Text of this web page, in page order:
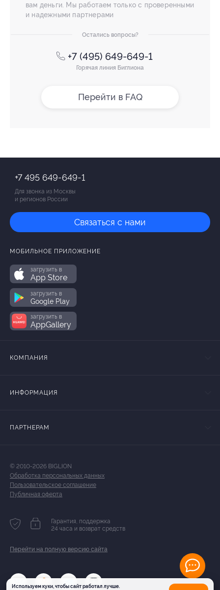
вам деньги. Мы работаем только с проверенными
и надежными партнерами
Остались вопросы?
+7 (495) 649-649-1
Горячая линия Биглиона
Перейти в FAQ
Используем куки, чтобы сайт работал лучше.
+7 495 649-649-1
Для звонка из Москвы
и регионов России
Связаться с нами
МОБИЛЬНОЕ ПРИЛОЖЕНИЕ
загрузить в
App Store
загрузить в
Google Play
загрузить в
AppGallery
КОМПАНИЯ
ИНФОРМАЦИЯ
ПАРТНЕРАМ
© 2010-2026 BIGLION
Обработка персональных данных
Пользовательское соглашение
Публичная оферта
Гарантия, поддержка
24 часа и возврат средств
Перейти на полную версию сайта